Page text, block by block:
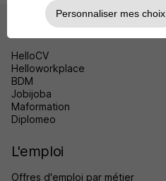
Les sites
HelloCV
Helloworkplace
BDM
Jobijoba
Maformation
Diplomeo
L'emploi
Offres d'emploi par métier
Personnaliser mes choix